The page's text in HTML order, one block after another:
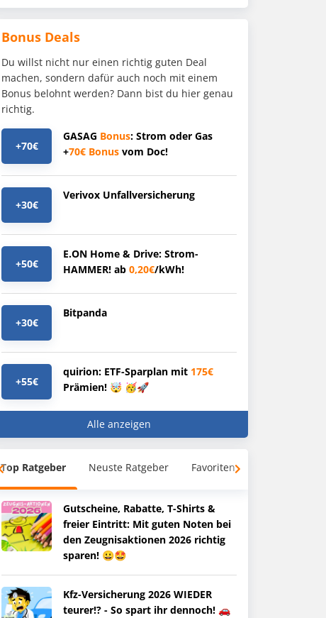
Bonus Deals
Du willst nicht nur einen richtig guten Deal
machen, sondern dafür auch noch mit einem
Bonus belohnt werden? Dann bist du hier genau
richtig.
+70€
GASAG Bonus: Strom oder Gas
+70€ Bonus vom Doc!
+30€
Verivox Unfallversicherung
+50€
E.ON Home & Drive: Strom-
HAMMER! ab 0,20€/kWh!
+30€
Bitpanda
+55€
quirion: ETF-Sparplan mit 175€
Prämien! 🤯 🥳🚀
Alle anzeigen
Top Ratgeber Neuste Ratgeber Favoriten
Gutscheine, Rabatte, T-Shirts &
freier Eintritt: Mit guten Noten bei
den Zeugnisaktionen 2026 richtig
sparen! 😀🤩
Kfz-Versicherung 2026 WIEDER
teurer!? - So spart ihr dennoch! 🚗